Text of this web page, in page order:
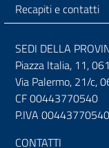
Recapiti e contatti
SEDI DELLA
Piazza Italia, 11,
Via Palermo, 21/c,
CF 00443770540
P.IVA 00443770540
CONTATTI